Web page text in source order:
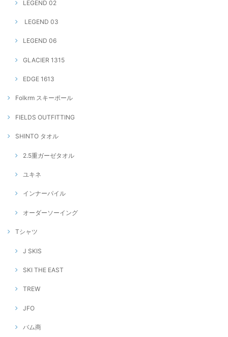
LEGEND 02
LEGEND 03
LEGEND 06
GLACIER 1315
EDGE 1613
Folkrm スキーポール
FIELDS OUTFITTING
SHINTO タオル
2.5重ガーゼタオル
ユキネ
インナーパイル
オーダーソーイング
Tシャツ
J SKIS
SKI THE EAST
TREW
JFO
バム商